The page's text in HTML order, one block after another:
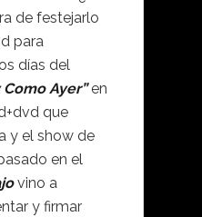
de festejarlo
para
días del
Como Ayer”en
que
y el show de
en el
vino a
y firmar